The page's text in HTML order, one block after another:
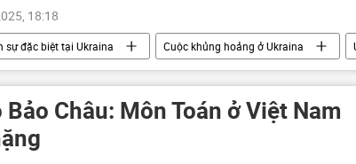
18:18
sự đặc biệt tại Ukraina Cuộc khủng hoảng ở Ukraina
Nga Kursk quân đội
xung đột
Donbass
Bảo Châu: Môn Toán ở Việt Nam